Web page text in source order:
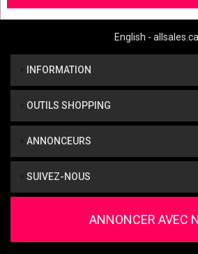
English - allsales.ca
INFORMATION
OUTILS SHOPPING
ANNONCEURS
SUIVEZ-NOUS
ANNONCER AVEC